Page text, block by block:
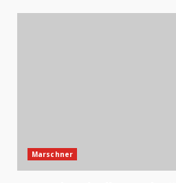
Marschner